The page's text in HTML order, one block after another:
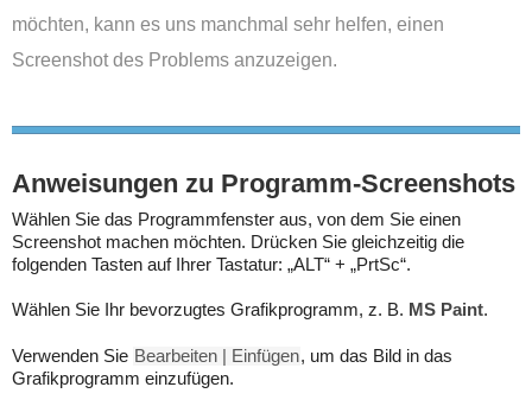
möchten, kann es uns manchmal sehr helfen, einen
Screenshot des Problems anzuzeigen.
Anweisungen zu Programm-Screenshots
Wählen Sie das Programmfenster aus, von dem Sie einen
Screenshot machen möchten. Drücken Sie gleichzeitig die
folgenden Tasten auf Ihrer Tastatur: „ALT“ + „PrtSc“.
Wählen Sie Ihr bevorzugtes Grafikprogramm, z. B. MS Paint.
Verwenden Sie Bearbeiten | Einfügen, um das Bild in das
Grafikprogramm einzufügen.